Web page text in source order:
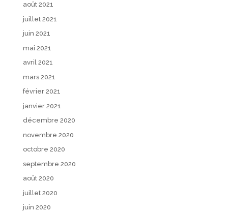
août 2021
juillet 2021
juin 2021
mai 2021
avril 2021
mars 2021
février 2021
janvier 2021
décembre 2020
novembre 2020
octobre 2020
septembre 2020
août 2020
juillet 2020
juin 2020